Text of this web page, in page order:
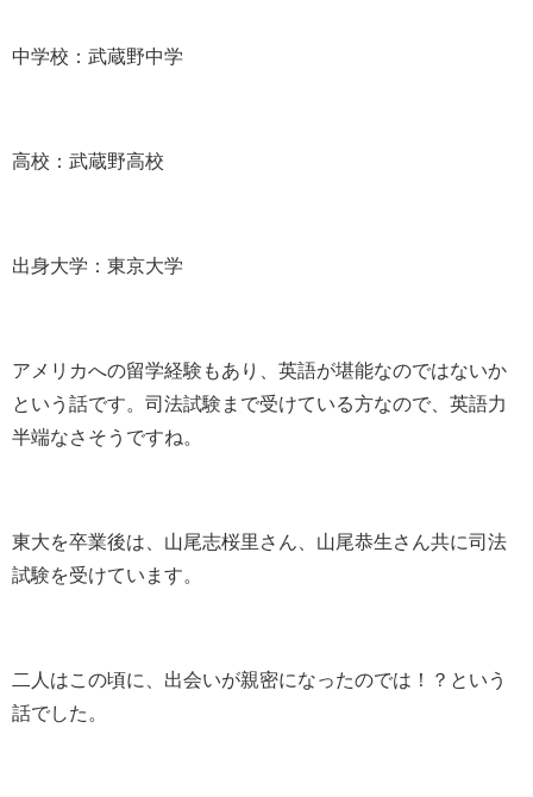
中学校：武蔵野中学
高校：武蔵野高校
出身大学：東京大学
アメリカへの留学経験もあり、英語が堪能なのではないか
という話です。司法試験まで受けている方なので、英語力
半端なさそうですね。
東大を卒業後は、山尾志桜里さん、山尾恭生さん共に司法
試験を受けています。
二人はこの頃に、出会いが親密になったのでは！？という
話でした。